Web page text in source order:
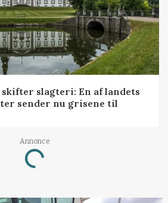
slagteri: En af landets
sender nu grisene til
Annonce
Loading...